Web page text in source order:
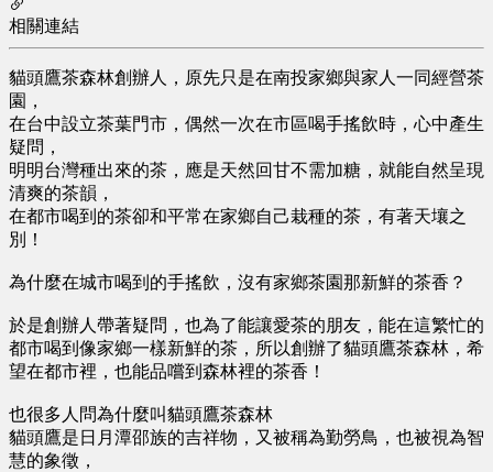
相關連結
貓頭鷹茶森林創辦人，原先只是在南投家鄉與家人一同經營茶
園，
在台中設立茶葉門市，偶然一次在市區喝手搖飲時，心中產生
疑問，
明明台灣種出來的茶，應是天然回甘不需加糖，就能自然呈現
清爽的茶韻，
在都市喝到的茶卻和平常在家鄉自己栽種的茶，有著天壤之
別！
為什麼在城市喝到的手搖飲，沒有家鄉茶園那新鮮的茶香？
於是創辦人帶著疑問，也為了能讓愛茶的朋友，能在這繁忙的
都市喝到像家鄉一樣新鮮的茶，所以創辦了貓頭鷹茶森林，希
望在都市裡，也能品嚐到森林裡的茶香！
也很多人問為什麼叫貓頭鷹茶森林
貓頭鷹是日月潭邵族的吉祥物，又被稱為勤勞鳥，也被視為智
慧的象徵，